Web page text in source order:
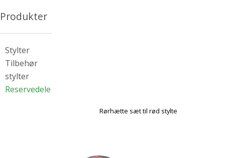
Produkter
Stylter
Tilbehør
stylter
Reservedele
Rørhætte sæt til rød stylte